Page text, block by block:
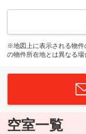
※地図上に表示される物件
の物件所在地とは異なる場
空室一覧